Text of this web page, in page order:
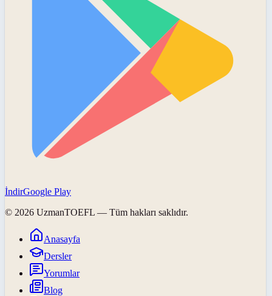
İndirGoogle Play
© 2026 UzmanTOEFL — Tüm hakları saklıdır.
Anasayfa
Dersler
Yorumlar
Blog